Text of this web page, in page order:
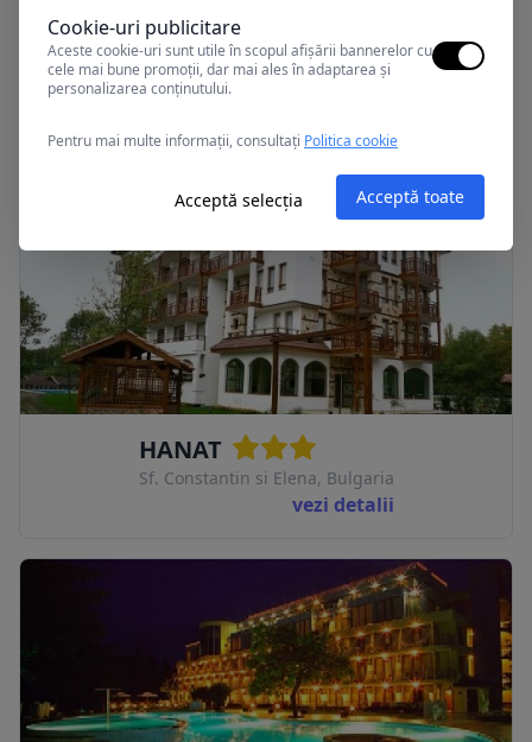
ESTREYA PALACE AND
RESIDENCE
Sf. Constantin si Elena, Bulgaria
vezi detalii
HANAT
Sf. Constantin si Elena, Bulgaria
vezi detalii
Cookie-uri publicitare
Aceste cookie-uri sunt utile în scopul afișării bannerelor cu
cele mai bune promoții, dar mai ales în adaptarea și
personalizarea conținutului.
Pentru mai multe informații, consultați Politica cookie
Acceptă selecția Acceptă toate